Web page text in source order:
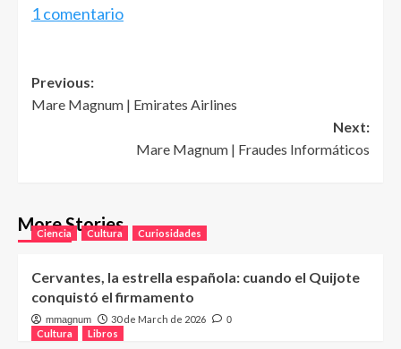
1 comentario
Post
navigation
Previous:
Mare Magnum | Emirates Airlines
Next:
Mare Magnum | Fraudes Informáticos
More Stories
Ciencia Cultura Curiosidades
Cervantes, la estrella española: cuando el Quijote
conquistó el firmamento
mmagnum 30 de March de 2026 0
Cultura Libros